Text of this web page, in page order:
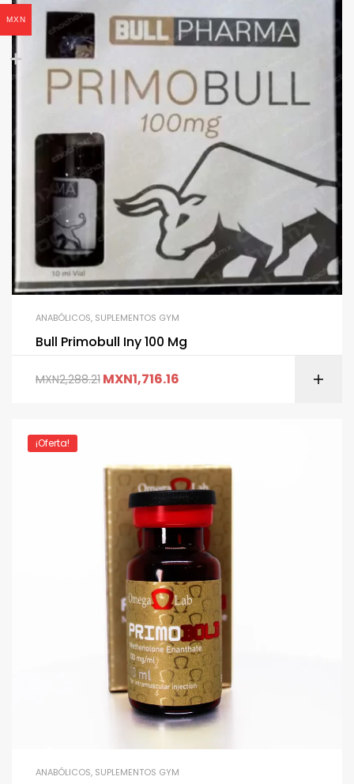
ANABÓLICOS, SUPLEMENTOS GYM
Bull Primobull Iny 100 Mg
MXN2,288.21 MXN1,716.16
¡Oferta!
ANABÓLICOS, SUPLEMENTOS GYM
MXN